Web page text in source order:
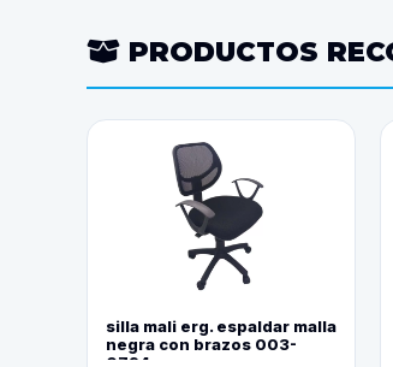
PRODUCTOS
silla mali erg. espaldar malla
negra con brazos 003-
0794